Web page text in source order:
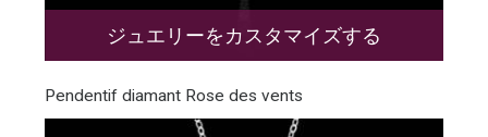
ジュエリーをカスタマイズする
Pendentif diamant Rose des vents